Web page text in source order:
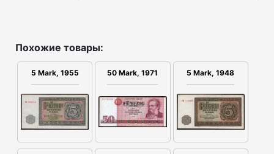
Похожие товары:
5 Mark, 1955 50 Mark, 1971 5 Mark, 1948